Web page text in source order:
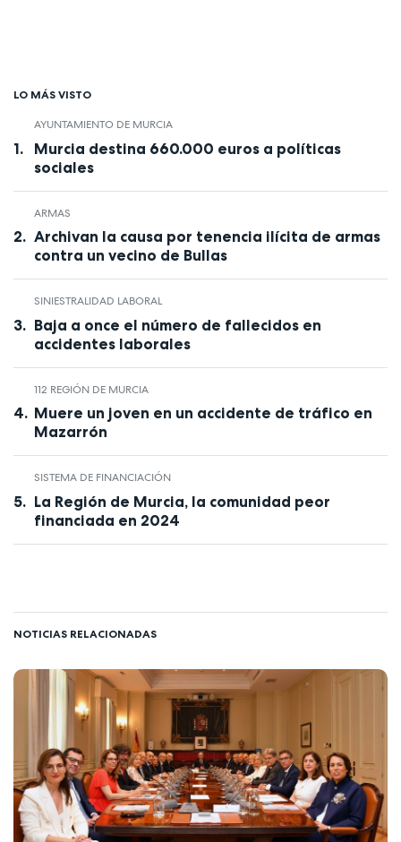
LO MÁS VISTO
AYUNTAMIENTO DE MURCIA
Murcia destina 660.000 euros a políticas
sociales
ARMAS
Archivan la causa por tenencia ilícita de armas
contra un vecino de Bullas
SINIESTRALIDAD LABORAL
Baja a once el número de fallecidos en
accidentes laborales
112 REGIÓN DE MURCIA
Muere un joven en un accidente de tráfico en
Mazarrón
SISTEMA DE FINANCIACIÓN
La Región de Murcia, la comunidad peor
financiada en 2024
NOTICIAS RELACIONADAS